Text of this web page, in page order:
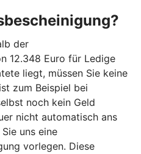
der
12.348 Euro für Ledige
liegt, müssen Sie keine
zum Beispiel bei
noch kein Geld
nicht automatisch ans
uns eine
vorlegen. Diese